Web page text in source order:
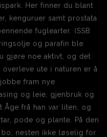
Her finner du blant
kenguruer samt prostata
fuglearter. (SSB
og parafin ble
gjøre noe aktivt, og det
ute i naturen er å
fram nye
og leie, gjenbruk og
Åge frå han var liten, og
pode og plante. På den
nesten ikke løselig for